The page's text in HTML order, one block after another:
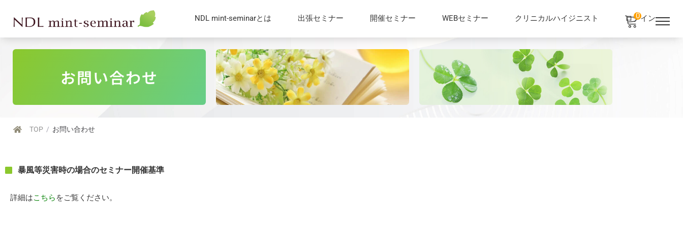
NDL mint-seminarとは 出張セミナー 開催セミナー WEBセミナー クリニカルハイジニスト ログイン
0
お問い合わせ
TOP / お問い合わせ
暴風等災害時の場合のセミナー開催基準
詳細はこちら をご覧ください。